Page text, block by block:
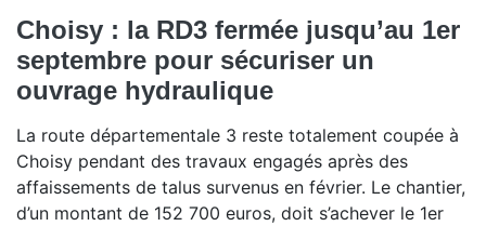
Choisy : la RD3 fermée jusqu’au 1er
septembre pour sécuriser un
ouvrage hydraulique
La route départementale 3 reste totalement coupée à
Choisy pendant des travaux engagés après des
affaissements de talus survenus en février. Le chantier,
d’un montant de 152 700 euros, doit s’achever le 1er